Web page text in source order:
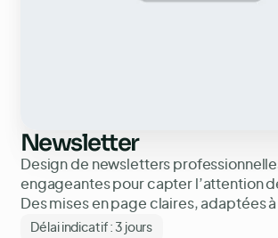
Newsletter
Design de newsletters
engageantes pour capter l’attention
Des mises en page claires, adaptées
visuelle et à vos objectifs marketing.
Délai indicatif :3 jours